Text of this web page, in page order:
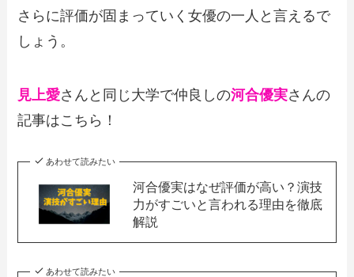
さらに評価が固まっていく女優の一人と言えるで
しょう。
見上愛さんと同じ大学で仲良しの河合優実さんの
記事はこちら！
あわせて読みたい
河合優実はなぜ評価が高い？演技
力がすごいと言われる理由を徹底
解説
あわせて読みたい